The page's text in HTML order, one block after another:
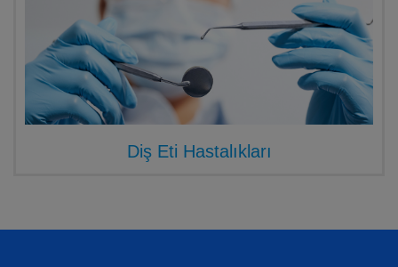
Diş Eti Hastalıkları